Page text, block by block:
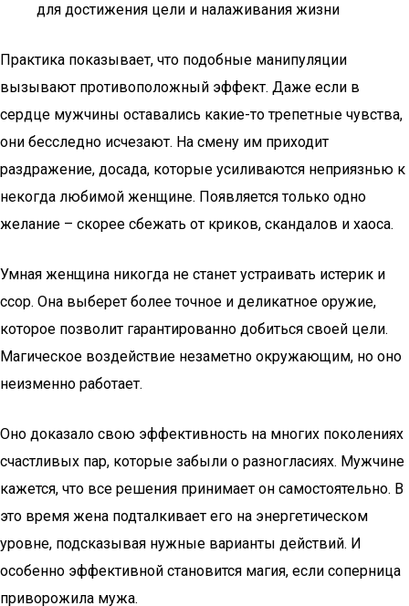
для достижения цели и налаживания жизни
Практика показывает, что подобные манипуляции
вызывают противоположный эффект. Даже если в
сердце мужчины оставались какие-то трепетные чувства,
они бесследно исчезают. На смену им приходит
раздражение, досада, которые усиливаются неприязнью к
некогда любимой женщине. Появляется только одно
желание – скорее сбежать от криков, скандалов и хаоса.
Умная женщина никогда не станет устраивать истерик и
ссор. Она выберет более точное и деликатное оружие,
которое позволит гарантированно добиться своей цели.
Магическое воздействие незаметно окружающим, но оно
неизменно работает.
Оно доказало свою эффективность на многих поколениях
счастливых пар, которые забыли о разногласиях. Мужчине
кажется, что все решения принимает он самостоятельно. В
это время жена подталкивает его на энергетическом
уровне, подсказывая нужные варианты действий. И
особенно эффективной становится магия, если соперница
приворожила мужа.